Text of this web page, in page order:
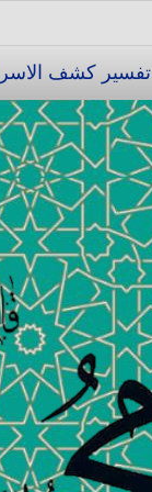
تفسیر كشف